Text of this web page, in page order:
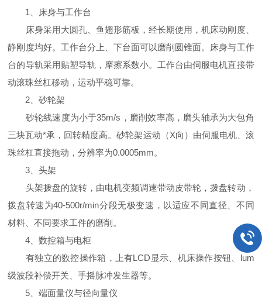
1、床身与工作台
床身采用大圆孔、鱼翅形筋板，经长期使用，机床动刚度、
静刚度均好。工作台分上、下台面可以磨削圆锥面。床身与工作
台的导轨采用贴塑导轨，摩擦系数小。工作台由伺服电机直接带
动滚珠丝杠移动，运动平稳可靠。
2、砂轮架
砂轮线速度为小于35m/s，磨削效率高，磨头轴承为大包角
三块瓦动*承，回转精度高。砂轮架运动（X向）由伺服电机、滚
珠丝杠直接拖动，分辨率为0.0005mm。
3、头架
头架拨盘的旋转，由电机变频调速带动皮带轮，拨盘转动，
拨盘转速为40-500r/min分段无极变速，以适应不同直径、不同
材料、不同要求工件的磨削。
4、数控箱与电柜
有独立的数控操作箱，上有LCD显示、机床操作按钮、lum
级波段补偿开关、手摇脉冲发生器等。
5、端面量仪与径向量仪